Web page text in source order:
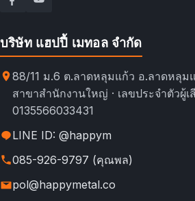
บริษัท แฮปปี้ เมทอล จำกัด
88/11 ม.6 ต.ลาดหลุมแก้ว อ.ลาดหลุม
สาขาสำนักงานใหญ่ · เลขประจำตัวผู้เ
0135566033431
LINE ID: @happym
085-926-9797 (คุณพล)
pol@happymetal.co